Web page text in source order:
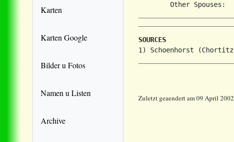
Karten
Karten Google
Bilder u Fotos
Namen u Listen
Archive
SOURCES
Zuletzt geaendert am 09 April 2002